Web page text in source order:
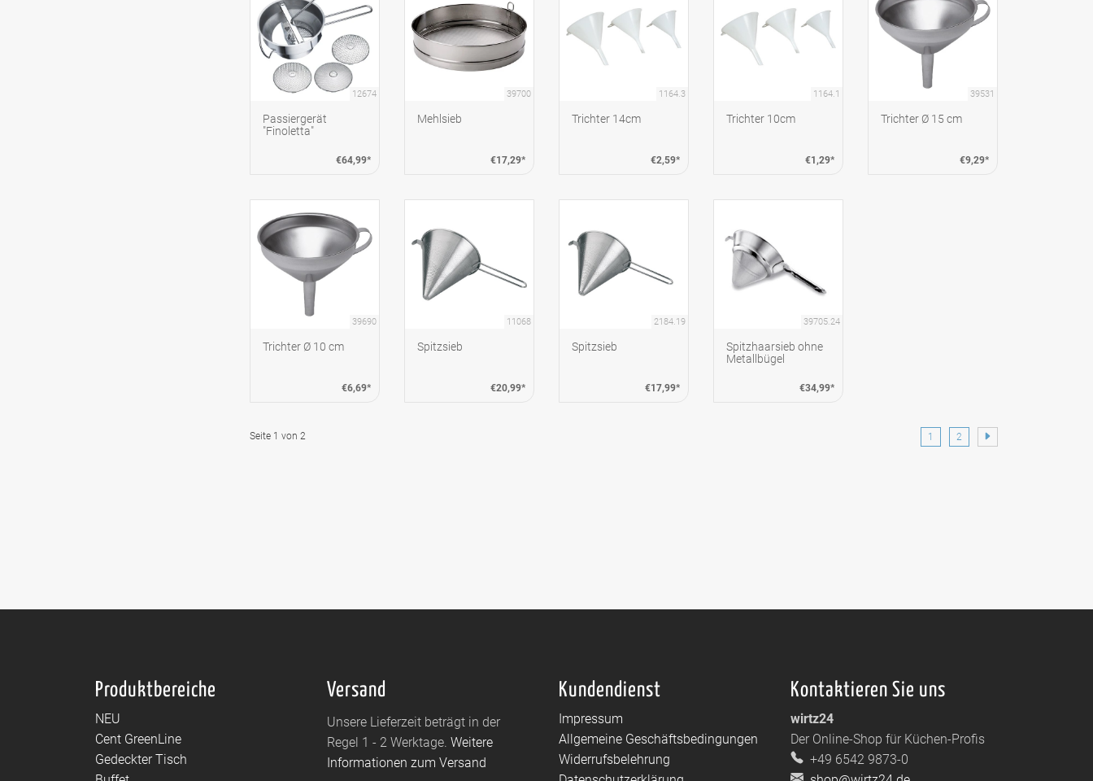
12674
Passiergerät
"Finoletta"
€64,99*
39700
Mehlsieb
€17,29*
1164.3
Trichter 14cm
€2,59*
1164.1
Trichter 10cm
€1,29*
39531
Trichter Ø 15 cm
€9,29*
39690
Trichter Ø 10 cm
€6,69*
11068
Spitzsieb
€20,99*
2184.19
Spitzsieb
€17,99*
39705.24
Spitzhaarsieb ohne
Metallbügel
€34,99*
Seite 1 von 2 1 2
Produktbereiche
NEU
Cent GreenLine
Gedeckter Tisch
Versand
Unsere Lieferzeit beträgt in der
Regel 1 - 2 Werktage. Weitere
Informationen zum Versand
Kundendienst
Impressum
Allgemeine Geschäftsbedingungen
Widerrufsbelehrung
Kontaktieren Sie uns
wirtz24
Der Online-Shop für Küchen-Profis
+49 6542 9873-0